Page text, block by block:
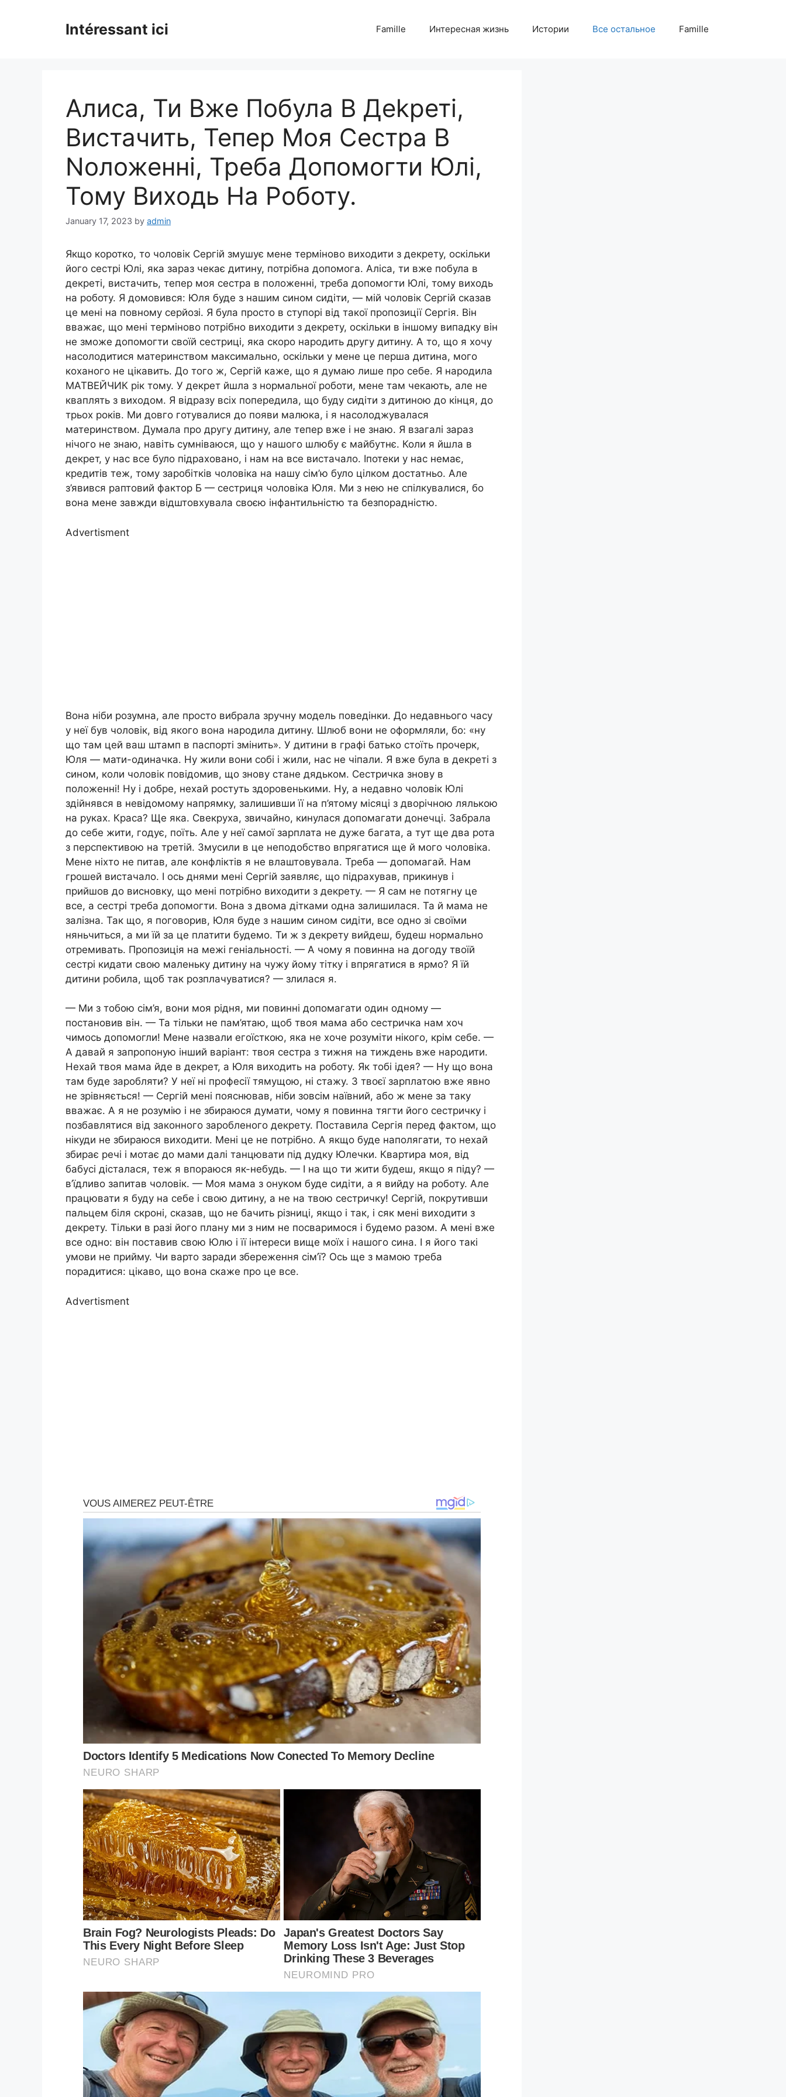
Intéressant ici Famille Интересная жизнь Истории Все остальное Famille
Алиса, Ти Вже Побула В Деkреті,
Вистачить, Тепер Моя Сестра В
Nоложенні, Треба Допомогти Юлі,
Тому Виходь На Роботу.
January 17, 2023 by admin
Якщо коротко, то чоловік Сергій змушує мене терміново виходити з декрету, оскільки
його сестрі Юлі, яка зараз чекає дитину, потрібна допомога. Аліса, ти вже побула в
декреті, вистачить, тепер моя сестра в положенні, треба допомогти Юлі, тому виходь
на роботу. Я домовився: Юля буде з нашим сином сидіти, — мій чоловік Сергій сказав
це мені на повному серйозі. Я була просто в ступорі від такої пропозиції Сергія. Він
вважає, що мені терміново потрібно виходити з декрету, оскільки в іншому випадку він
не зможе допомогти своїй сестриці, яка скоро народить другу дитину. А то, що я хочу
насолодитися материнством максимально, оскільки у мене це перша дитина, мого
коханого не цікавить. До того ж, Сергій каже, що я думаю лише про себе. Я народила
МАТВЕЙЧИК рік тому. У декрет йшла з нормальної роботи, мене там чекають, але не
кваплять з виходом. Я відразу всіх попередила, що буду сидіти з дитиною до кінця, до
трьох років. Ми довго готувалися до появи малюка, і я насолоджувалася
материнством. Думала про другу дитину, але тепер вже і не знаю. Я взагалі зараз
нічого не знаю, навіть сумніваюся, що у нашого шлюбу є майбутнє. Коли я йшла в
декрет, у нас все було підраховано, і нам на все вистачало. Іпотеки у нас немає,
кредитів теж, тому заробітків чоловіка на нашу сім’ю було цілком достатньо. Але
з’явився раптовий фактор Б — сестриця чоловіка Юля. Ми з нею не спілкувалися, бо
вона мене завжди відштовхувала своєю інфантильністю та безпорадністю.
Advertisment
Вона ніби розумна, але просто вибрала зручну модель поведінки. До недавнього часу
у неї був чоловік, від якого вона народила дитину. Шлюб вони не оформляли, бо: «ну
що там цей ваш штамп в паспорті змінить». У дитини в графі батько стоїть прочерк,
Юля — мати-одиначка. Ну жили вони собі і жили, нас не чіпали. Я вже була в декреті з
сином, коли чоловік повідомив, що знову стане дядьком. Сестричка знову в
положенні! Ну і добре, нехай ростуть здоровенькими. Ну, а недавно чоловік Юлі
здійнявся в невідомому напрямку, залишивши її на п’ятому місяці з дворічною лялькою
на руках. Краса? Ще яка. Свекруха, звичайно, кинулася допомагати донечці. Забрала
до себе жити, годує, поїть. Але у неї самої зарплата не дуже багата, а тут ще два рота
з перспективою на третій. Змусили в це неподобство впрягатися ще й мого чоловіка.
Мене ніхто не питав, але конфліктів я не влаштовувала. Треба — допомагай. Нам
грошей вистачало. І ось днями мені Сергій заявляє, що підрахував, прикинув і
прийшов до висновку, що мені потрібно виходити з декрету. — Я сам не потягну це
все, а сестрі треба допомогти. Вона з двома дітками одна залишилася. Та й мама не
залізна. Так що, я поговорив, Юля буде з нашим сином сидіти, все одно зі своїми
няньчиться, а ми їй за це платити будемо. Ти ж з декрету вийдеш, будеш нормально
отремивать. Пропозиція на межі геніальності. — А чому я повинна на догоду твоїй
сестрі кидати свою маленьку дитину на чужу йому тітку і впрягатися в ярмо? Я їй
дитини робила, щоб так розплачуватися? — злилася я.
— Ми з тобою сім’я, вони моя рідня, ми повинні допомагати один одному —
постановив він. — Та тільки не пам’ятаю, щоб твоя мама або сестричка нам хоч
чимось допомогли! Мене назвали егоїсткою, яка не хоче розуміти нікого, крім себе. —
А давай я запропоную інший варіант: твоя сестра з тижня на тиждень вже народити.
Нехай твоя мама йде в декрет, а Юля виходить на роботу. Як тобі ідея? — Ну що вона
там буде заробляти? У неї ні професії тямущою, ні стажу. З твоєї зарплатою вже явно
не зрівняється! — Сергій мені пояснював, ніби зовсім наївний, або ж мене за таку
вважає. А я не розумію і не збираюся думати, чому я повинна тягти його сестричку і
позбавлятися від законного заробленого декрету. Поставила Сергія перед фактом, що
нікуди не збираюся виходити. Мені це не потрібно. А якщо буде наполягати, то нехай
збирає речі і мотає до мами далі танцювати під дудку Юлечки. Квартира моя, від
бабусі дісталася, теж я впораюся як-небудь. — І на що ти жити будеш, якщо я піду? —
в’їдливо запитав чоловік. — Моя мама з онуком буде сидіти, а я вийду на роботу. Але
працювати я буду на себе і свою дитину, а не на твою сестричку! Сергій, покрутивши
пальцем біля скроні, сказав, що не бачить різниці, якщо і так, і сяк мені виходити з
декрету. Тільки в разі його плану ми з ним не посваримося і будемо разом. А мені вже
все одно: він поставив свою Юлю і її інтереси вище моїх і нашого сина. І я його такі
умови не прийму. Чи варто заради збереження сім’ї? Ось ще з мамою треба
порадитися: цікаво, що вона скаже про це все.
Advertisment